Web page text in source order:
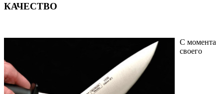
КАЧЕСТВО
С момента
своего